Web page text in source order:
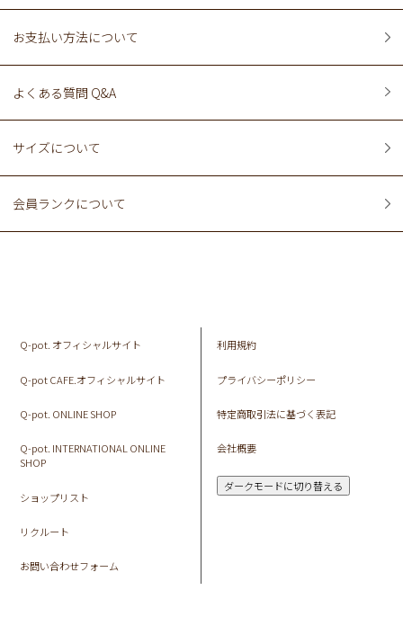
お支払い方法について
よくある質問 Q&A
サイズについて
会員ランクについて
Q-pot. オフィシャルサイト
Q-pot CAFE.オフィシャルサイト
Q-pot. ONLINE SHOP
Q-pot. INTERNATIONAL ONLINE
SHOP
ショップリスト
リクルート
お問い合わせフォーム
利用規約
プライバシーポリシー
特定商取引法に基づく表記
会社概要
ダークモードに切り替える